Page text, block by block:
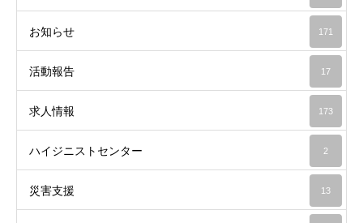
お知らせ 171
活動報告 17
求人情報 173
ハイジニストセンター 2
災害支援 13